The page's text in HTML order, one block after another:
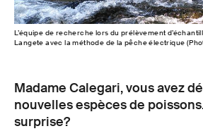
L’équipe de recherche lors du prélèvement
Langete avec la méthode de la pêche électrique
Madame Calegari, vous avez
nouvelles espèces de
surprise?